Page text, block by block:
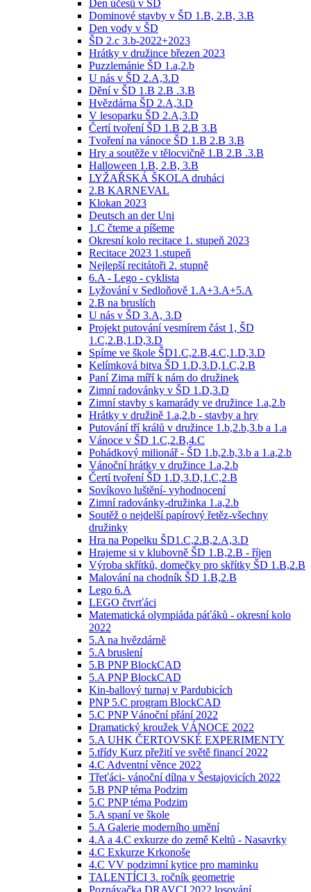
Den účesů v ŠD
Dominové stavby v ŠD 1.B, 2.B, 3.B
Den vody v ŠD
ŠD 2.c 3.b-2022+2023
Hrátky v družince březen 2023
Puzzlemánie ŠD 1.a,2.b
U nás v ŠD 2.A,3.D
Dění v ŠD 1.B 2.B .3.B
Hvězdárna ŠD 2.A,3.D
V lesoparku ŠD 2.A,3.D
Čertí tvoření ŠD 1.B 2.B 3.B
Tvoření na vánoce ŠD 1.B 2.B 3.B
Hry a soutěže v tělocvičně 1.B 2.B .3.B
Halloween 1.B, 2.B, 3.B
LYŽAŘSKÁ ŠKOLA druháci
2.B KARNEVAL
Klokan 2023
Deutsch an der Uni
1.C čteme a píšeme
Okresní kolo recitace 1. stupeň 2023
Recitace 2023 1.stupeň
Nejlepší recitátoři 2. stupně
6.A - Lego - cyklista
Lyžování v Sedloňově 1.A+3.A+5.A
2.B na bruslích
U nás v ŠD 3.A, 3.D
Projekt putování vesmírem část 1, ŠD
1.C,2.B,1.D,3.D
Spíme ve škole ŠD1.C,2.B,4.C,1.D,3.D
Kelímková bitva ŠD 1.D,3.D,1.C,2.B
Paní Zima míří k nám do družinek
Zimní radovánky v ŠD 1.D,3.D
Zimní stavby s kamarády ve družince 1.a,2.b
Hrátky v družině 1.a,2.b - stavby a hry
Putování tří králů v družince 1.b,2.b,3.b a 1.a
Vánoce v ŠD 1.C,2.B,4.C
Pohádkový milionář - ŠD 1.b,2.b,3.b a 1.a,2.b
Vánoční hrátky v družince 1.a,2.b
Čertí tvoření ŠD 1.D,3.D,1.C,2.B
Sovíkovo luštění- vyhodnocení
Zimní radovánky-družinka 1.a,2.b
Soutěž o nejdelší papírový řetěz-všechny
družinky
Hra na Popelku ŠD1.C,2.B,2.A,3.D
Hrajeme si v klubovně ŠD 1.B,2.B - říjen
Výroba skřítků, domečky pro skřítky ŠD 1.B,2.B
Malování na chodník ŠD 1.B,2.B
Lego 6.A
LEGO čtvrťáci
Matematická olympiáda páťáků - okresní kolo
2022
5.A na hvězdárně
5.A bruslení
5.B PNP BlockCAD
5.A PNP BlockCAD
Kin-ballový turnaj v Pardubicích
PNP 5.C program BlockCAD
5.C PNP Vánoční přání 2022
Dramatický kroužek VÁNOCE 2022
5.A UHK ČERTOVSKÉ EXPERIMENTY
5.třídy Kurz přežití ve světě financí 2022
4.C Adventní věnce 2022
Třeťáci- vánoční dílna v Šestajovicích 2022
5.B PNP téma Podzim
5.C PNP téma Podzim
5.A spaní ve škole
5.A Galerie moderního umění
4.A a 4.C exkurze do země Keltů - Nasavrky
4.C Exkurze Krkonoše
4.C VV podzimní kytice pro maminku
TALENTÍCI 3. ročník geometrie